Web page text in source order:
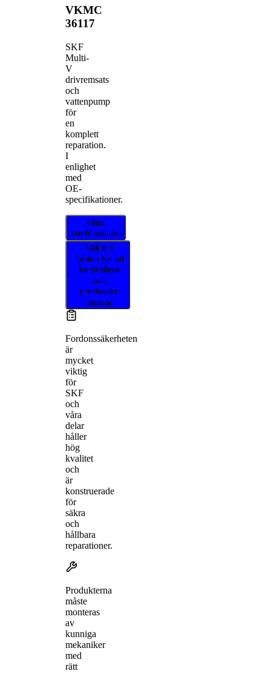
VKMC
36117
SKF
Multi-
V
drivremsats
och
vattenpump
för
en
komplett
reparation.
I
enlighet
med
OE-
specifikationer.
Hitta
återförsäljare
Välj ditt
fordon för att
kontrollera
om
produkten
passar
Fordonssäkerheten
är
mycket
viktig
för
SKF
och
våra
delar
håller
hög
kvalitet
och
är
konstruerade
för
säkra
och
hållbara
reparationer.
Produkterna
måste
monteras
av
kunniga
mekaniker
med
rätt